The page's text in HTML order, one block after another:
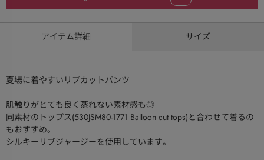
アイテム詳細 サイズ
夏場に着やすいリブカットパンツ
肌触りがとても良く蒸れない素材感も◎
同素材のトップス(530JSM80-1771 Balloon cut tops)と合わせて着るの
もおすすめ。
シルキーリブジャージーを使用しています。